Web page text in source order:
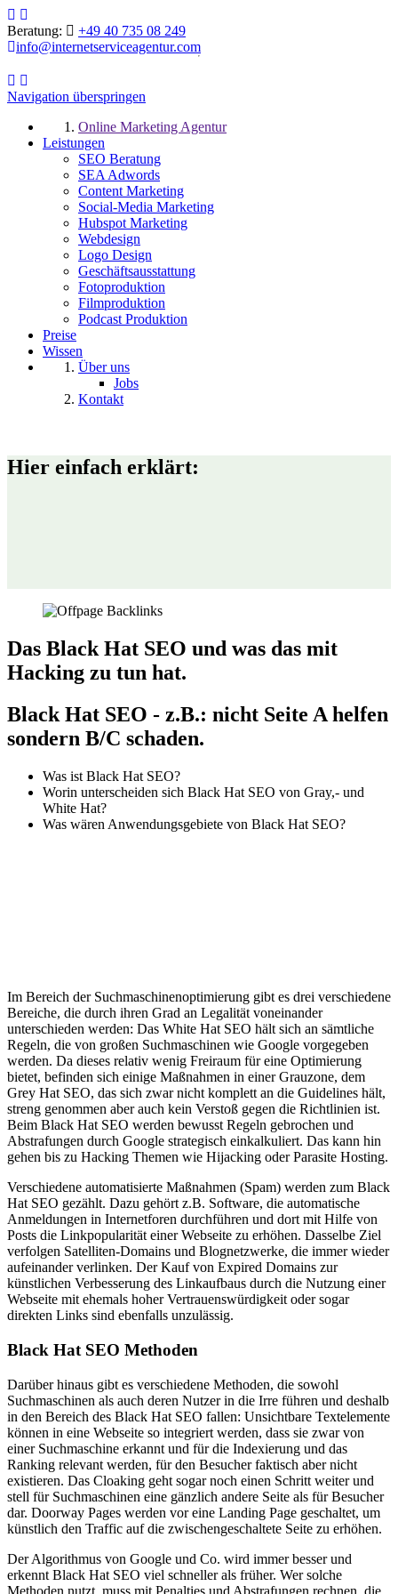
Beratung:
+49 40 735 08 249
info@internetserviceagentur.com
Navigation überspringen
Online Marketing Agentur
Leistungen
SEO Beratung
SEA Adwords
Content Marketing
Social-Media Marketing
Hubspot Marketing
Webdesign
Logo Design
Geschäftsausstattung
Fotoproduktion
Filmproduktion
Podcast Produktion
Preise
Wissen
Über uns
Jobs
Kontakt
Hier einfach erklärt:
Das Black Hat SEO und was das mit
Hacking zu tun hat.
Black Hat SEO - z.B.: nicht Seite A helfen
sondern B/C schaden.
Was ist Black Hat SEO?
Worin unterscheiden sich Black Hat SEO von Gray,- und
White Hat?
Was wären Anwendungsgebiete von Black Hat SEO?
Im Bereich der Suchmaschinenoptimierung gibt es drei verschiedene
Bereiche, die durch ihren Grad an Legalität voneinander
unterschieden werden: Das White Hat SEO hält sich an sämtliche
Regeln, die von großen Suchmaschinen wie Google vorgegeben
werden. Da dieses relativ wenig Freiraum für eine Optimierung
bietet, befinden sich einige Maßnahmen in einer Grauzone, dem
Grey Hat SEO, das sich zwar nicht komplett an die Guidelines hält,
streng genommen aber auch kein Verstoß gegen die Richtlinien ist.
Beim Black Hat SEO werden bewusst Regeln gebrochen und
Abstrafungen durch Google strategisch einkalkuliert. Das kann hin
gehen bis zu Hacking Themen wie Hijacking oder Parasite Hosting.
Verschiedene automatisierte Maßnahmen (Spam) werden zum Black
Hat SEO gezählt. Dazu gehört z.B. Software, die automatische
Anmeldungen in Internetforen durchführen und dort mit Hilfe von
Posts die Linkpopularität einer Webseite zu erhöhen. Dasselbe Ziel
verfolgen Satelliten-Domains und Blognetzwerke, die immer wieder
aufeinander verlinken. Der Kauf von Expired Domains zur
künstlichen Verbesserung des Linkaufbaus durch die Nutzung einer
Webseite mit ehemals hoher Vertrauenswürdigkeit oder sogar
direkten Links sind ebenfalls unzulässig.
Black Hat SEO Methoden
Darüber hinaus gibt es verschiedene Methoden, die sowohl
Suchmaschinen als auch deren Nutzer in die Irre führen und deshalb
in den Bereich des Black Hat SEO fallen: Unsichtbare Textelemente
können in eine Webseite so integriert werden, dass sie zwar von
einer Suchmaschine erkannt und für die Indexierung und das
Ranking relevant werden, für den Besucher faktisch aber nicht
existieren. Das Cloaking geht sogar noch einen Schritt weiter und
stell für Suchmaschinen eine gänzlich andere Seite als für Besucher
dar. Doorway Pages werden vor eine Landing Page geschaltet, um
künstlich den Traffic auf die zwischengeschaltete Seite zu erhöhen.
Der Algorithmus von Google und Co. wird immer besser und
erkennt Black Hat SEO viel schneller als früher. Wer solche
Methoden nutzt, muss mit Penalties und Abstrafungen rechnen, die